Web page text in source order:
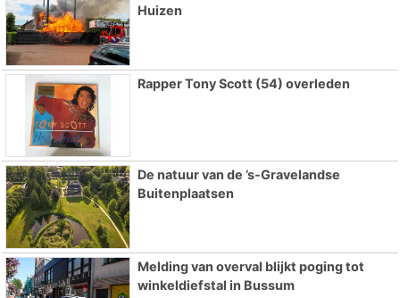
Huizen
Rapper Tony Scott (54) overleden
De natuur van de ’s-Gravelandse
Buitenplaatsen
Melding van overval blijkt poging tot
winkeldiefstal in Bussum